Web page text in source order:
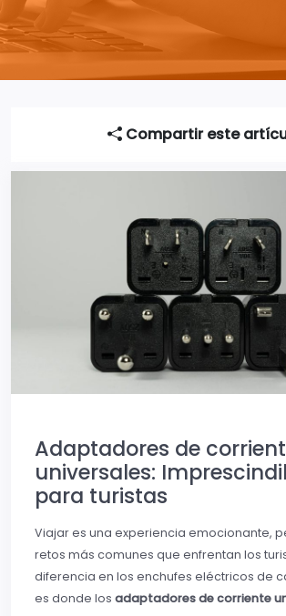
Compartir este
Adaptadores de
universales:
para turistas
Viajar es una experiencia emocionante,
retos más comunes que enfrentan los
diferencia en los enchufes eléctricos de
es donde los adaptadores de corriente